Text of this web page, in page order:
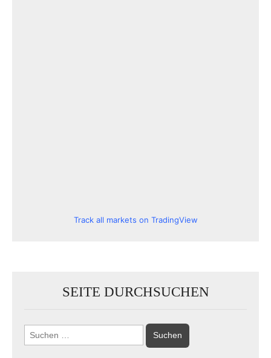
Track all markets on TradingView
SEITE DURCHSUCHEN
Suchen
nach: